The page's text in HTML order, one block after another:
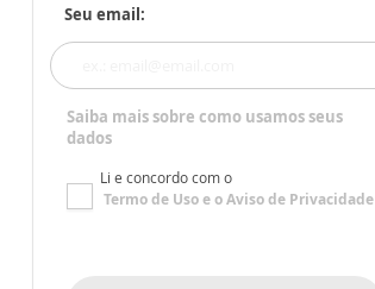
Seu email:
Saiba mais sobre como usamos seus
dados
Li e concordo com o
Termo de Usoe oAviso de Privacidade